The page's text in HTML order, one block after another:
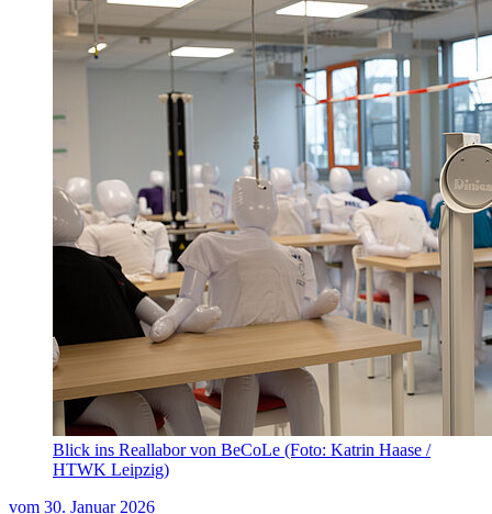
Blick ins Reallabor von BeCoLe (Foto: Katrin Haase /
HTWK Leipzig)
vom 30. Januar 2026